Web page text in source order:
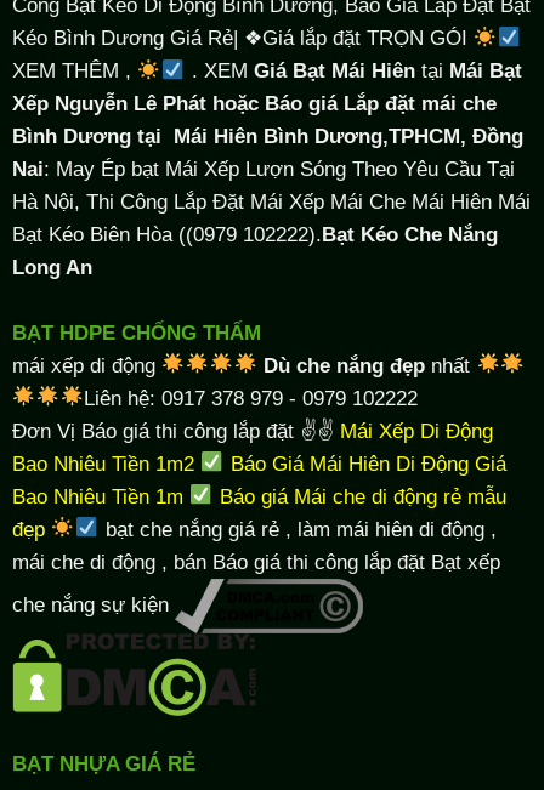
Công Bạt Kéo Di Động Bình Dương, Báo Giá Lắp Đặt Bạt
Kéo Bình Dương Giá Rẻ| ❖Giá lắp đặt TRỌN GÓI
XEM THÊM ,
. XEM Giá Bạt Mái Hiêntại Mái Bạt
Xếp Nguyễn Lê Phát hoặc Báo giá Lắp đặt mái che
Bình Dương tại Mái Hiên Bình Dương,TPHCM, Đồng
Nai: May Ép bạt Mái Xếp Lượn Sóng Theo Yêu Cầu Tại
Hà Nội, Thi Công Lắp Đặt Mái Xếp Mái Che Mái Hiên Mái
Bạt Kéo Biên Hòa ((0979 102222).Bạt Kéo Che Nắng
Long An
BẠT HDPE CHỐNG THẤM
mái xếp di động Dù che nắng đẹp nhất
Liên hệ: 0917 378 979 - 0979 102222
Đơn Vị Báo giá thi công lắp đặt ✌✌ Mái Xếp Di Động
Bao Nhiêu Tiền 1m2
Báo Giá Mái Hiên Di Động Giá
Bao Nhiêu Tiền 1m
Báo giá Mái che di động rẻ mẫu
đẹp
bạt che nắng giá rẻ, làm mái hiên di động,
mái che di động , bán Báo giá thi công lắp đặt Bạt xếp
che nắng sự kiện
BẠT NHỰA GIÁ RẺ